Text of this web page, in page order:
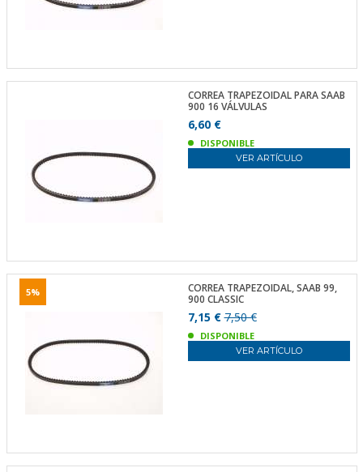
CORREA TRAPEZOIDAL PARA SAAB
900 16 VÁLVULAS
6,60 €
DISPONIBLE
VER ARTÍCULO
5%
CORREA TRAPEZOIDAL, SAAB 99,
900 CLASSIC
7,15 €7,50 €
DISPONIBLE
VER ARTÍCULO